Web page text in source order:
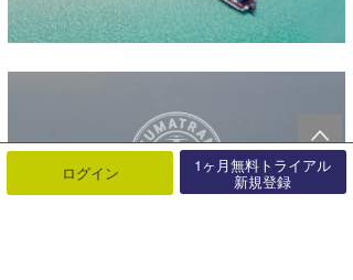
ログイン 1ヶ月無料トライアル
新規登録